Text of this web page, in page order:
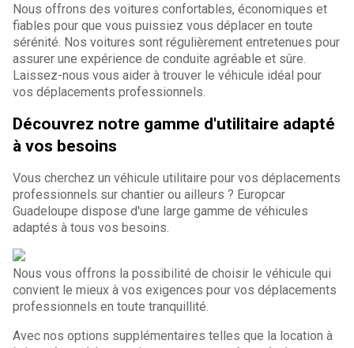
Nous offrons des voitures confortables, économiques et
fiables pour que vous puissiez vous déplacer en toute
sérénité. Nos voitures sont régulièrement entretenues pour
assurer une expérience de conduite agréable et sûre.
Laissez-nous vous aider à trouver le véhicule idéal pour
vos déplacements professionnels.
Découvrez notre gamme d'utilitaire adapté
à vos besoins
Vous cherchez un véhicule utilitaire pour vos déplacements
professionnels sur chantier ou ailleurs ? Europcar
Guadeloupe dispose d'une large gamme de véhicules
adaptés à tous vos besoins.
Nous vous offrons la possibilité de choisir le véhicule qui
convient le mieux à vos exigences pour vos déplacements
professionnels en toute tranquillité.
Avec nos options supplémentaires telles que la location à